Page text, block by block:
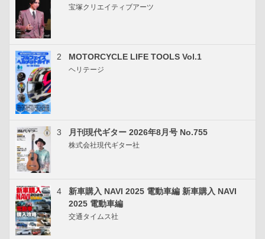
宝塚クリエイティブアーツ
2 MOTORCYCLE LIFE TOOLS Vol.1
ヘリテージ
3 月刊現代ギター 2026年8月号 No.755
株式会社現代ギター社
4
新車購入 NAVI 2025 電動車編 新車購入 NAVI
2025 電動車編
交通タイムス社